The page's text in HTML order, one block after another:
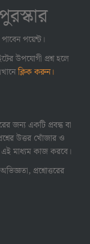
পয়েন্ট।
উপযোগী প্রশ্ন হলে
ক্লিক করুন।
জন্য একটি প্রবন্ধ বা
উত্তর খোঁজার ও
এই মাধ্যম কাজ করবে।
প্রশ্নোত্তরের